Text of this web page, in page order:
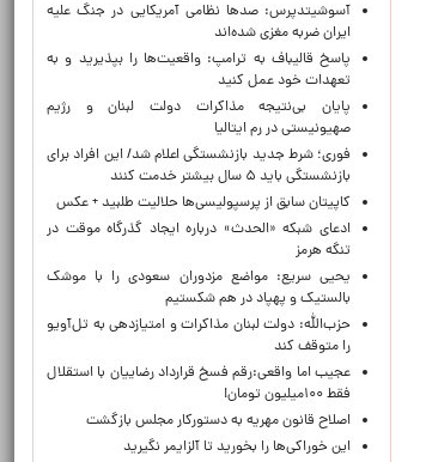
آسوشیتدپرس: صدها نظامی آمریکایی در جنگ علیه
ایران ضربه مغزی شده‌اند
پاسخ قالیباف به ترامپ: واقعیت‌ها را بپذیرید و به
تعهدات خود عمل کنید
پایان بی‌نتیجه مذاکرات دولت لبنان و رژیم
صهیونیستی در رم ایتالیا
فوری؛ شرط جدید بازنشستگی اعلام شد/ این افراد برای
بازنشستگی باید ۵ سال بیشتر خدمت کنند
کاپیتان سابق از پرسپولیسی‌ها حلالیت طلبید + عکس
ادعای شبکه «الحدث» درباره ایجاد گذرگاه موقت در
تنگه هرمز
یحیی سریع: مواضع مزدوران سعودی را با موشک
بالستیک و پهپاد در هم شکستیم
حزب‌الله: دولت لبنان مذاکرات و امتیازدهی به تل‌آویو
را متوقف کند
عجیب اما واقعی:رقم فسخ قرارداد رضاییان با استقلال
فقط ۱۰۰میلیون تومان!
اصلاح قانون مهریه به دستورکار مجلس بازگشت
این خوراکی‌ها را بخورید تا آلزایمر نگیرید